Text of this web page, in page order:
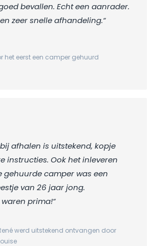
bevallen. Echt een aanrader.
zeer snelle afhandeling.“
het eerst een camper gehuurd
afhalen is uitstekend, kopje
instructies. Ook het inleveren
gehuurde camper was een
van 26 jaar jong.
prima!“
werd uitstekend ontvangen door